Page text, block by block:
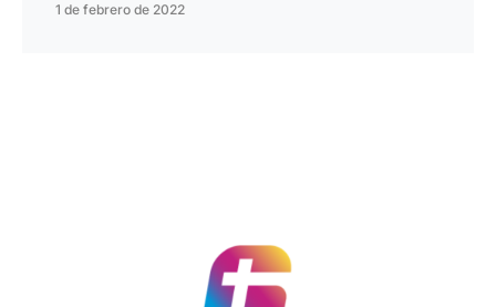
1 de febrero de 2022